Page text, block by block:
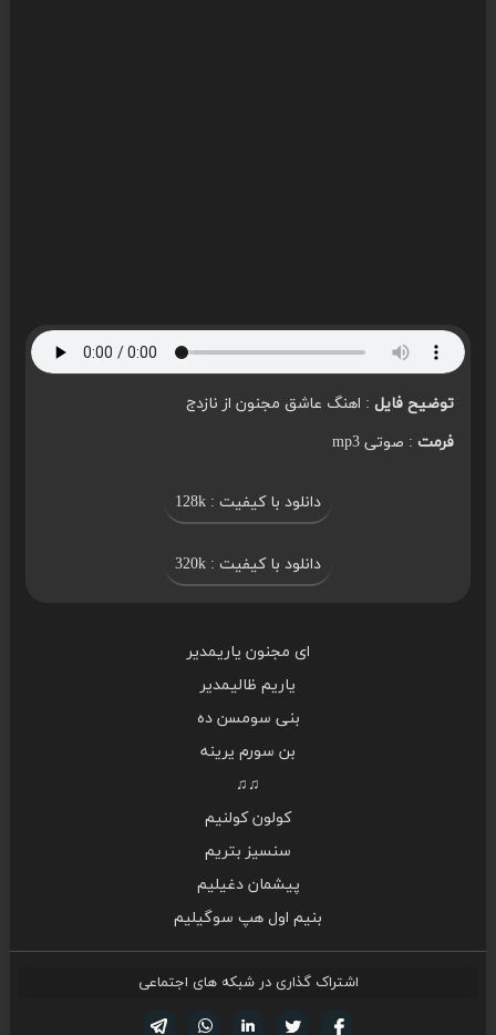
توضیح فایل: اهنگ عاشق مجنون از نازدج
فرمت: صوتی mp3
دانلود با کیفیت : 128k
دانلود با کیفیت : 320k
ای مجنون یاریمدیر
یاریم ظالیمدیر
بنی سومسن ده
بن سورم یرینه
♫♫
کولون کولنیم
سنسیز بتریم
پیشمان دغیلیم
بنیم اول هپ سوگیلیم
اشتراک گذاری در شبکه های اجتماعی
لینکدین تویتر
فیسوک